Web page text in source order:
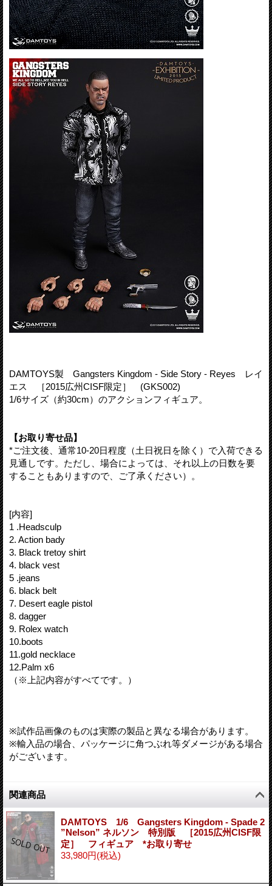
DAMTOYS製 Gangsters Kingdom - Side Story - Reyes レイ
エス ［2015広州CISF限定］ (GKS002)
1/6サイズ（約30cm）のアクションフィギュア。
【お取り寄せ品】
*ご注文後、通常10-20日程度（土日祝日を除く）で入荷できる
見通しです。ただし、場合によっては、それ以上の日数を要
することもありますので、ご了承ください）。
[内容]
1 .Headsculp
2. Action bady
3. Black tretoy shirt
4. black vest
5 .jeans
6. black belt
7. Desert eagle pistol
8. dagger
9. Rolex watch
10.boots
11.gold necklace
12.Palm x6
（※上記内容がすべてです。）
※試作品画像のものは実際の製品と異なる場合があります。
※輸入品の場合、パッケージに角つぶれ等ダメージがある場合
がございます。
関連商品
DAMTOYS 1/6 Gangsters Kingdom - Spade 2
”Nelson” ネルソン 特別版 ［2015広州CISF限
定］ フィギュア *お取り寄せ
33,980円(税込)